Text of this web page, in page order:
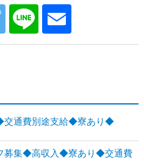
通費別途支給◆寮あり◆
募集◆高収入◆寮あり◆交通費